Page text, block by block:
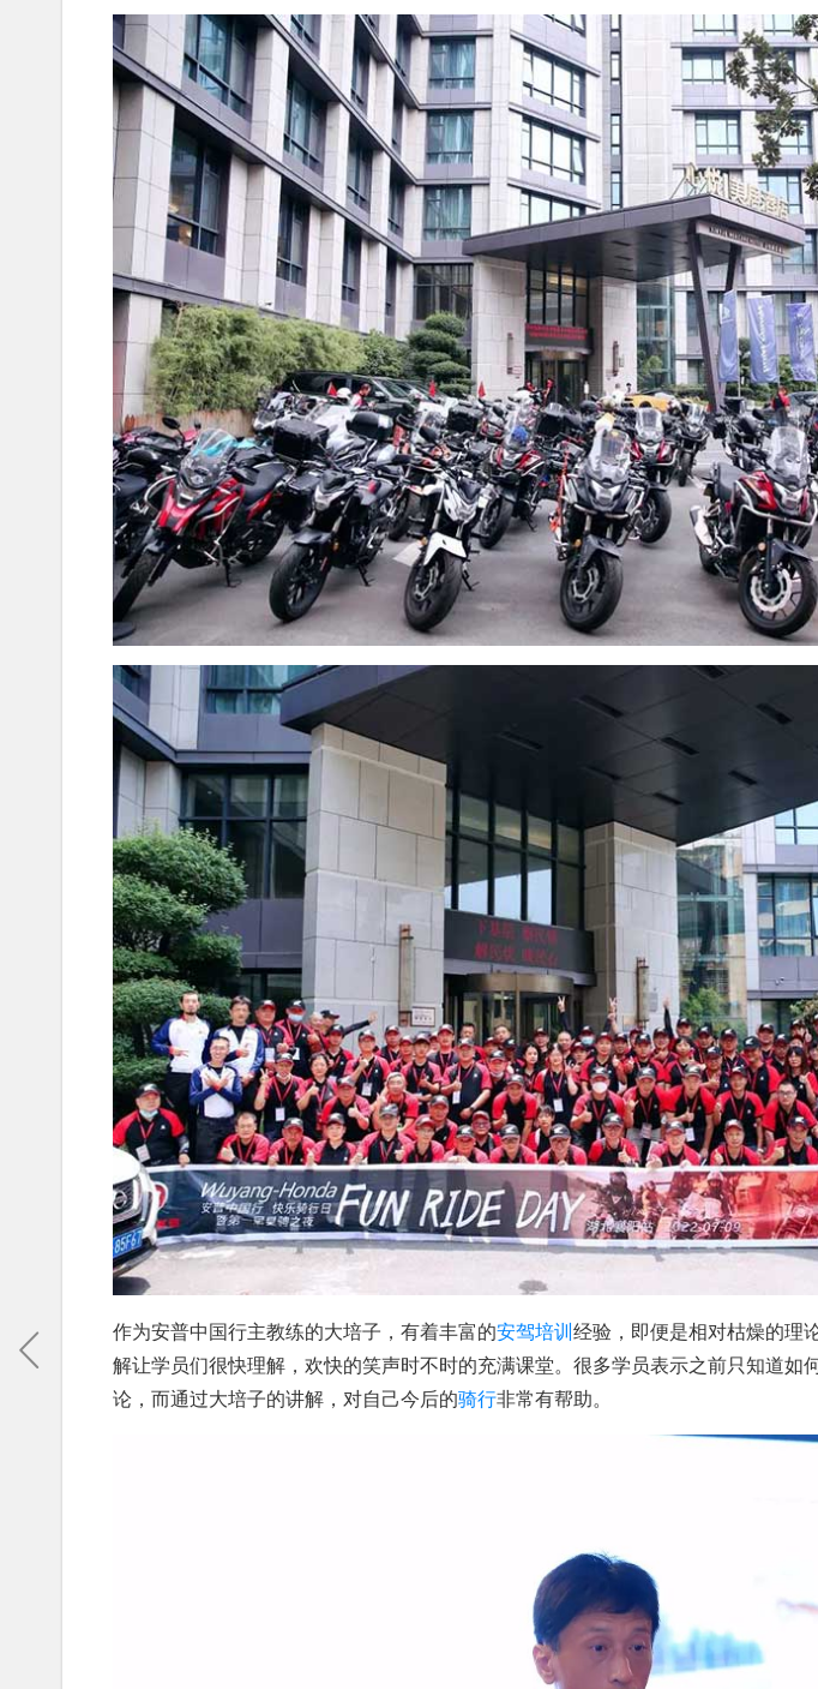
作为安普中国行主教练的大培子，有着丰富的安驾培训经验，即便是相对枯燥的理
解让学员们很快理解，欢快的笑声时不时的充满课堂。很多学员表示之前只知道如
论，而通过大培子的讲解，对自己今后的骑行非常有帮助。